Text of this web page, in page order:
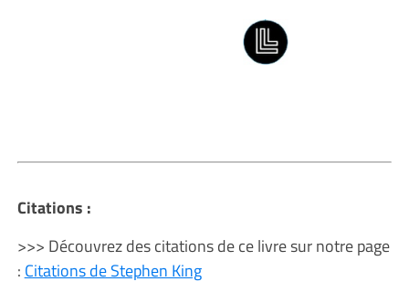
Citations :
>>> Découvrez des citations de ce livre sur notre page
: Citations de Stephen King